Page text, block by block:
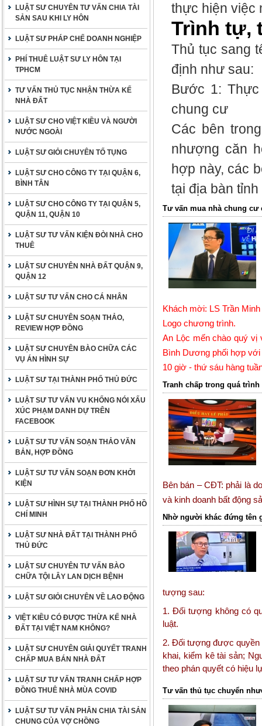
LUẬT SƯ CHUYÊN TƯ VẤN CHIA TÀI
SẢN SAU KHI LY HÔN
LUẬT SƯ PHÁP CHẾ DOANH NGHIỆP
PHÍ THUÊ LUẬT SƯ LY HÔN TẠI
TPHCM
TƯ VẤN THỦ TỤC NHẬN THỪA KẾ
NHÀ ĐẤT
LUẬT SƯ CHO VIỆT KIỀU VÀ NGƯỜI
NƯỚC NGOÀI
LUẬT SƯ GIỎI CHUYÊN TỐ TỤNG
LUẬT SƯ CHO CÔNG TY TẠI QUẬN 6,
BÌNH TÂN
LUẬT SƯ CHO CÔNG TY TẠI QUẬN 5,
QUẬN 11, QUẬN 10
LUẬT SƯ TƯ VẤN KIỆN ĐÒI NHÀ CHO
THUÊ
LUẬT SƯ CHUYÊN NHÀ ĐẤT QUẬN 9,
QUẬN 12
LUẬT SƯ TƯ VẤN CHO CÁ NHÂN
LUẬT SƯ CHUYÊN SOẠN THẢO,
REVIEW HỢP ĐỒNG
LUẬT SƯ CHUYÊN BÀO CHỮA CÁC
VỤ ÁN HÌNH SỰ
LUẬT SƯ TẠI THÀNH PHỐ THỦ ĐỨC
LUẬT SƯ TƯ VẤN VU KHỐNG NÓI XẤU
XÚC PHẠM DANH DỰ TRÊN
FACEBOOK
LUẬT SƯ TƯ VẤN SOẠN THẢO VĂN
BẢN, HỢP ĐỒNG
LUẬT SƯ TƯ VẤN SOẠN ĐƠN KHỞI
KIỆN
LUẬT SƯ HÌNH SỰ TẠI THÀNH PHỐ HỒ
CHÍ MINH
LUẬT SƯ NHÀ ĐẤT TẠI THÀNH PHỐ
THỦ ĐỨC
LUẬT SƯ CHUYÊN TƯ VẤN BÀO
CHỮA TỘI LÂY LAN DỊCH BỆNH
LUẬT SƯ GIỎI CHUYÊN VỀ LAO ĐỘNG
VIỆT KIỀU CÓ ĐƯỢC THỪA KẾ NHÀ
ĐẤT TẠI VIỆT NAM KHÔNG?
LUẬT SƯ CHUYÊN GIẢI QUYẾT TRANH
CHẤP MUA BÁN NHÀ ĐẤT
LUẬT SƯ TƯ VẤN TRANH CHẤP HỢP
ĐỒNG THUÊ NHÀ MÙA COVID
LUẬT SƯ TƯ VẤN PHÂN CHIA TÀI SẢN
CHUNG CỦA VỢ CHỒNG
thực hiện việc
Trình tự,
Thủ tục sang
định như sau:
Bước 1:
chung cư
Các bên
nhượng căn
hợp này, các
tại địa bàn
Tư vấn mua nhà chung cư
Khách mời: LS Trần
Logo chương trình.
An Lộc mến chào quý vị
Bình Dương phối hợp
10 giờ - thứ sáu hàng
Tranh chấp trong quá
Bên bán – CĐT: phải là
và kinh doanh bất động
Nhờ người khác đứng tên
tượng sau:
1. Đối tượng không có
luật.
2. Đối tượng được quyền
khai, kiểm kê tài sản;
theo phán quyết có hiệu
Tư vấn thủ tục chuyển